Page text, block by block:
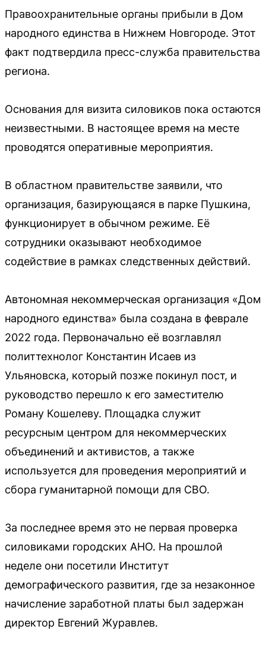
Правоохранительные органы прибыли в Дом
народного единства в Нижнем Новгороде. Этот
факт подтвердила пресс-служба правительства
региона.
Основания для визита силовиков пока остаются
неизвестными. В настоящее время на месте
проводятся оперативные мероприятия.
В областном правительстве заявили, что
организация, базирующаяся в парке Пушкина,
функционирует в обычном режиме. Её
сотрудники оказывают необходимое
содействие в рамках следственных действий.
Автономная некоммерческая организация «Дом
народного единства» была создана в феврале
2022 года. Первоначально её возглавлял
политтехнолог Константин Исаев из
Ульяновска, который позже покинул пост, и
руководство перешло к его заместителю
Роману Кошелеву. Площадка служит
ресурсным центром для некоммерческих
объединений и активистов, а также
используется для проведения мероприятий и
сбора гуманитарной помощи для СВО.
За последнее время это не первая проверка
силовиками городских АНО. На прошлой
неделе они посетили Институт
демографического развития, где за незаконное
начисление заработной платы был задержан
директор Евгений Журавлев.